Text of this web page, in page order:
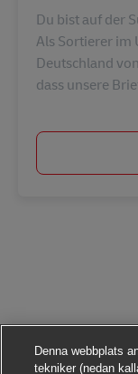
Du bist auf der
Als Sortierer im
Deutschland
dass unsere
Denna webbplats
tekniker (nedan